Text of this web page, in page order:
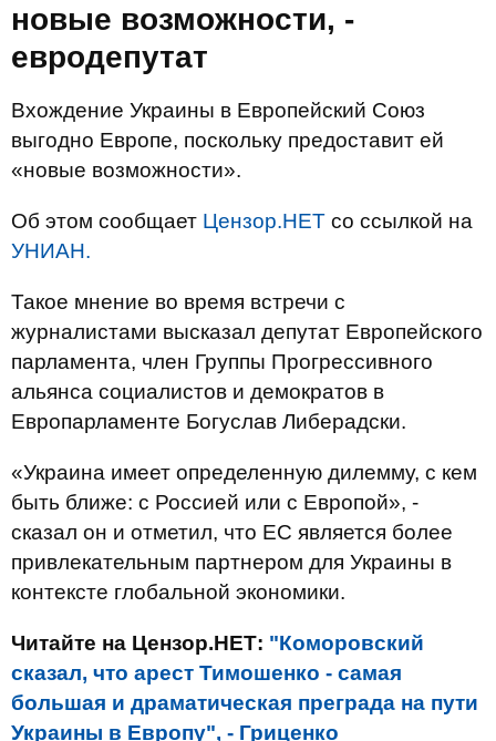
новые возможности, -
евродепутат
Вхождение Украины в Европейский Союз
выгодно Европе, поскольку предоставит ей
«новые возможности».
Об этом сообщает Цензор.НЕТ со ссылкой на
УНИАН.
Такое мнение во время встречи с
журналистами высказал депутат Европейского
парламента, член Группы Прогрессивного
альянса социалистов и демократов в
Европарламенте Богуслав Либерадски.
«Украина имеет определенную дилемму, с кем
быть ближе: с Россией или с Европой», -
сказал он и отметил, что ЕС является более
привлекательным партнером для Украины в
контексте глобальной экономики.
Читайте на Цензор.НЕТ: "Коморовский
сказал, что арест Тимошенко - самая
большая и драматическая преграда на пути
Украины в Европу", - Гриценко